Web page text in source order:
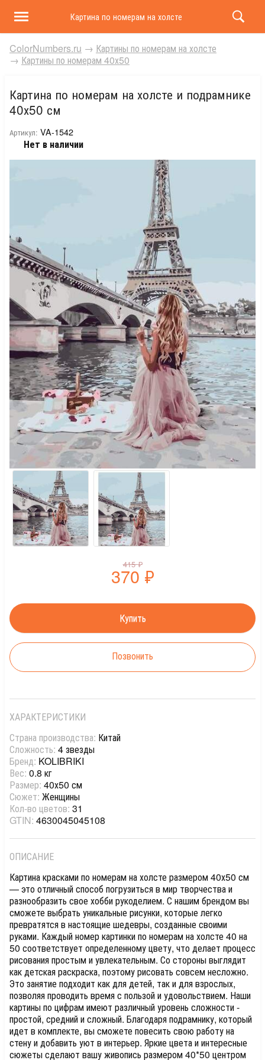
Картина по номерам на холсте и подрамнике 40х50
ColorNumbers.ru → Картины по номерам на холсте
→ Картины по номерам 40х50
Картина по номерам на холсте и подрамнике
40х50 см
Артикул: VA-1542
Нет в наличии
415₽
370 ₽
Позвонить
ХАРАКТЕРИСТИКИ
Страна производства: Китай
Сложность: 4 звезды
Бренд: KOLIBRIKI
Вес: 0.8 кг
Размер: 40х50 см
Сюжет: Женщины
Кол-во цветов: 31
GTIN: 4630045045108
ОПИСАНИЕ
Картина красками по номерам на холсте размером 40х50 см
— это отличный способ погрузиться в мир творчества и
разнообразить свое хобби рукоделием. С нашим брендом вы
сможете выбрать уникальные рисунки, которые легко
превратятся в настоящие шедевры, созданные своими
руками. Каждый номер картинки по номерам на холсте 40 на
50 соответствует определенному цвету, что делает процесс
рисования простым и увлекательным. Со стороны выглядит
как детская раскраска, поэтому рисовать совсем несложно.
Это занятие подходит как для детей, так и для взрослых,
позволяя проводить время с пользой и удовольствием. Наши
картины по цифрам имеют различный уровень сложности -
простой, средний и сложный. Благодаря подрамнику, который
идет в комплекте, вы сможете повесить свою работу на
стену и добавить уют в интерьер. Яркие цвета и интересные
сюжеты сделают вашу живопись размером 40*50 центром